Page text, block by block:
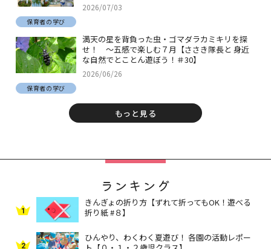
2026/07/03
保育者の学び
満天の星を背負った虫・ゴマダラカミキリを探
せ！ ～五感で楽しむ７月【ささき隊長と 身近
な自然でとことん遊ぼう！＃30】
2026/06/26
保育者の学び
もっと見る
ランキング
1
きんぎょの折り方【ずれて折ってもOK！遊べる
折り紙 #８】
2
ひんやり、わくわく夏遊び！ 各園の活動レポー